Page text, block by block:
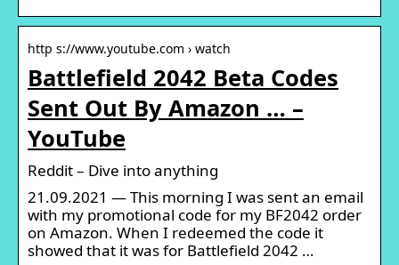
http s://www.youtube.com › watch
Battlefield 2042 Beta Codes
Sent Out By Amazon … –
YouTube
Reddit – Dive into anything
21.09.2021 — This morning I was sent an email
with my promotional code for my BF2042 order
on Amazon. When I redeemed the code it
showed that it was for Battlefield 2042 …